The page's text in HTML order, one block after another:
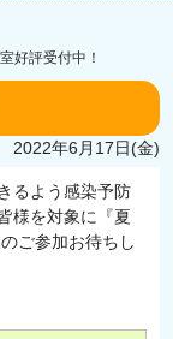
好評受付中！
2022年6月17日(金)
るよう感染予防
様を対象に『夏
ご参加お待ちし